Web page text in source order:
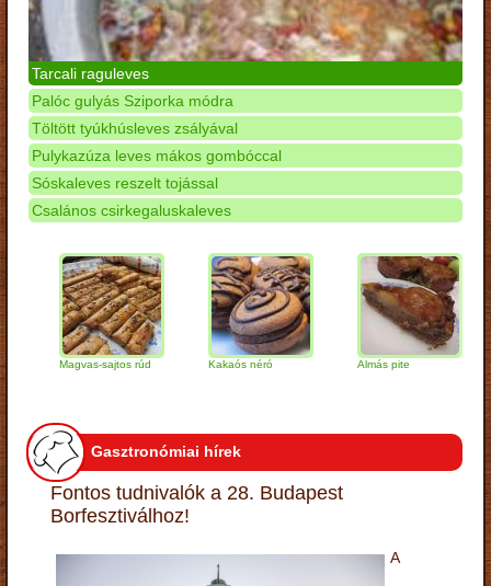
Tarcali raguleves
Palóc gulyás Sziporka módra
Töltött tyúkhúsleves zsályával
Pulykazúza leves mákos gombóccal
Sóskaleves reszelt tojással
Csalános csirkegaluskaleves
Magvas-sajtos rúd Kakaós néró Almás pite
Gasztronómiai hírek
Fontos tudnivalók a 28. Budapest
Borfesztiválhoz!
A